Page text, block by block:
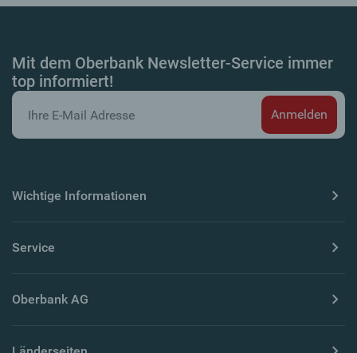
Mit dem Oberbank Newsletter-Service immer
top informiert!
Wichtige Informationen
Service
Oberbank AG